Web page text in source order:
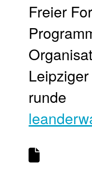
Freier
runde